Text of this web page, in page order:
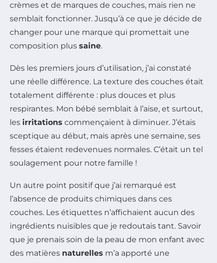
crèmes et de marques de couches, mais rien ne
semblait fonctionner. Jusqu’à ce que je décide de
changer pour une marque qui promettait une
composition plus saine.
Dès les premiers jours d’utilisation, j’ai constaté
une réelle différence. La texture des couches était
totalement différente : plus douces et plus
respirantes. Mon bébé semblait à l’aise, et surtout,
les irritations commençaient à diminuer. J’étais
sceptique au début, mais après une semaine, ses
fesses étaient redevenues normales. C’était un tel
soulagement pour notre famille !
Un autre point positif que j’ai remarqué est
l’absence de produits chimiques dans ces
couches. Les étiquettes n’affichaient aucun des
ingrédients nuisibles que je redoutais tant. Savoir
que je prenais soin de la peau de mon enfant avec
des matières naturelles m’a apporté une